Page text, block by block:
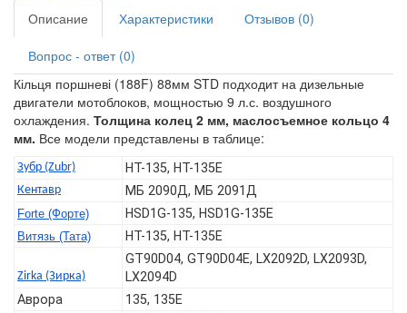
Описание
Характеристики Отзывов (0)
Вопрос - ответ (0)
Кільця поршневі (188F) 88мм STD подходит на дизельные
двигатели мотоблоков, мощностью 9 л.с. воздушного
охлаждения. Толщина колец 2 мм, маслосъемное кольцо 4
мм. Все модели представлены в таблице:
Зубр (Zubr) HT-135, HT-135E
Кентавр МБ 2090Д, МБ 2091Д
Forte (Форте) HSD1G-135, HSD1G-135E
Витязь (Тата) HT-135, HT-135E
Zirka (Зирка)
GT90D04, GT90D04E, LX2092D, LX2093D,
LX2094D
Аврора
135, 135E